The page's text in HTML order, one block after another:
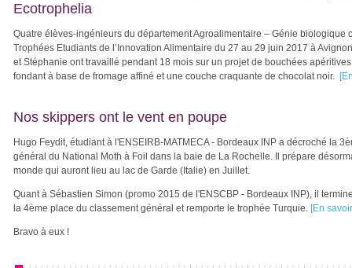
Ecotrophelia
Quatre élèves-ingénieurs du département Agroalimentaire – Génie biologique
Trophées Etudiants de l’Innovation Alimentaire du 27 au 29 juin 2017 à
et Stéphanie ont travaillé pendant 18 mois sur un projet de bouchées
fondant à base de fromage affiné et une couche craquante de chocolat noir.
Nos skippers ont le vent en poupe
Hugo Feydit, étudiant à l'ENSEIRB-MATMECA - Bordeaux INP a décroché la
général du National Moth à Foil dans la baie de La Rochelle. Il prépare
monde qui auront lieu au lac de Garde (Italie) en Juillet.
Quant à Sébastien Simon (promo 2015 de l'ENSCBP - Bordeaux INP), il
la 4ème place du classement général et remporte le trophée Turquie. [En
Bravo à eux !